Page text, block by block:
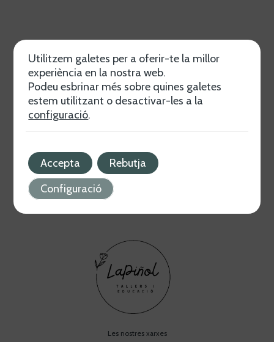
Crecer con La Piñol
Descubre programas únicos para el crecimiento
personal y social. Desde educación a bienestar
emocional, ofrecemos soluciones para todas las
Saber más
Les nostres xarxes
Utilitzem galetes per a oferir-te la millor
experiència en la nostra web.
Podeu esbrinar més sobre quines galetes
estem utilitzant o desactivar-les a la
configuració.
Accepta
Rebutja
Configuració